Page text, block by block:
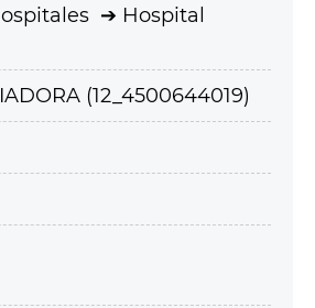
Hospital
(12_4500644019)